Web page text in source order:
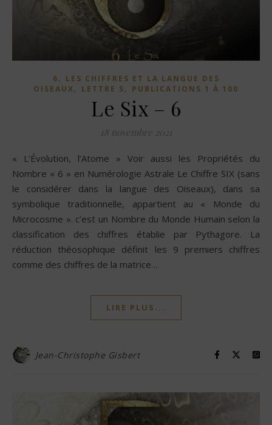
6, LES CHIFFRES ET LA LANGUE DES
OISEAUX, LETTRE S, PUBLICATIONS 1 À 100
Le Six – 6
18 novembre 2021
« L’Évolution, l’Atome » Voir aussi les Propriétés du
Nombre « 6 » en Numérologie Astrale Le Chiffre SIX (sans
le considérer dans la langue des Oiseaux), dans sa
symbolique traditionnelle, appartient au « Monde du
Microcosme ». c’est un Nombre du Monde Humain selon la
classification des chiffres établie par Pythagore. La
réduction théosophique définit les 9 premiers chiffres
comme des chiffres de la matrice…
LIRE PLUS...
Jean-Christophe Gisbert